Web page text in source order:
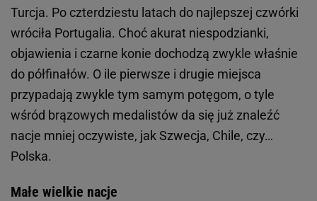
Turcja. Po czterdziestu latach do najlepszej czwórki
wróciła Portugalia. Choć akurat niespodzianki,
objawienia i czarne konie dochodzą zwykle właśnie
do półfinałów. O ile pierwsze i drugie miejsca
przypadają zwykle tym samym potęgom, o tyle
wśród brązowych medalistów da się już znaleźć
nacje mniej oczywiste, jak Szwecja, Chile, czy…
Polska.
Małe wielkie nacje